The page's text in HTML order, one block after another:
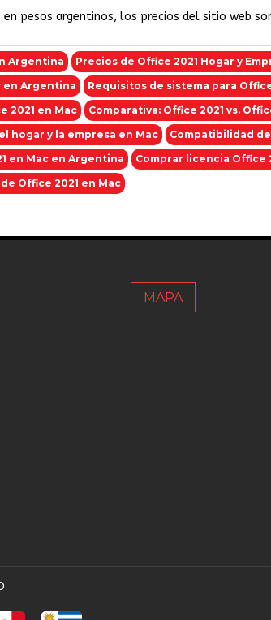
pesos argentinos, los precios del sitio web
Argentina Precios de Office 2021 Hogar y
en Argentina
Requisitos de sistema para
2021 en Mac
Comparativa: Office 2021 vs.
hogar y la empresa en Mac
Compatibilidad de
en Mac en Argentina
Comprar licencia Office
Office 2021 en Mac
MAPA